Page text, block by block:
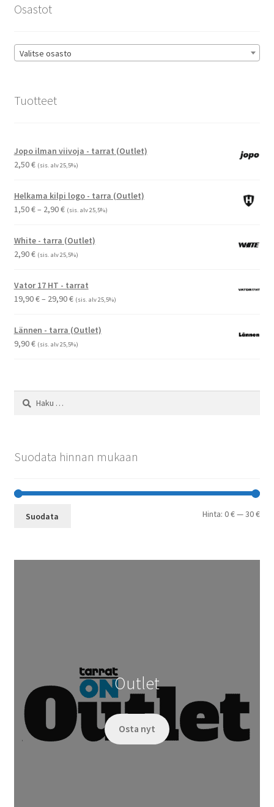
Osastot
Valitse osasto
Tuotteet
Jopo ilman viivoja - tarrat (Outlet)
2,50€ (sis. alv 25,5%)
Helkama kilpi logo - tarra (Outlet)
1,50€– 2,90€Hintaluokka:
-
2,90 €
(sis. alv 25,5%)
White - tarra (Outlet)
2,90€ (sis. alv 25,5%)
Vator 17 HT - tarrat
19,90€– 29,90€Hintaluokka:
-
29,90 €
(sis. alv 25,5%)
Lännen - tarra (Outlet)
9,90€ (sis. alv 25,5%)
Haku:
Suodata hinnan mukaan
Suodata Hinta:0 €—30 €
Outlet
Osta nyt